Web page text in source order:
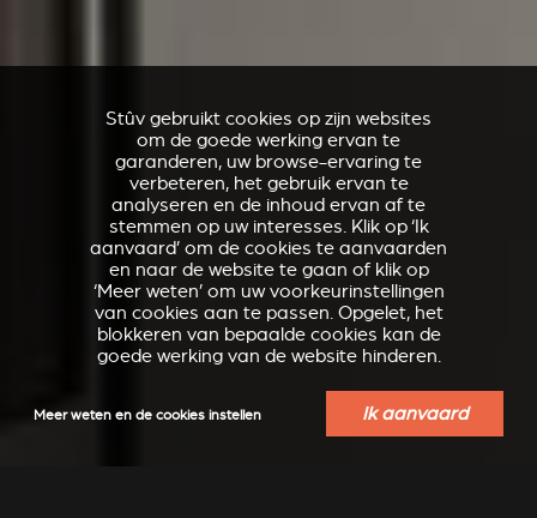
Stûv gebruikt cookies op zijn websites
om de goede werking ervan te
garanderen, uw browse-ervaring te
verbeteren, het gebruik ervan te
analyseren en de inhoud ervan af te
stemmen op uw interesses. Klik op ‘Ik
aanvaard’ om de cookies te aanvaarden
en naar de website te gaan of klik op
‘Meer weten’ om uw voorkeurinstellingen
van cookies aan te passen. Opgelet, het
blokkeren van bepaalde cookies kan de
goede werking van de website hinderen.
Meer weten en de cookies instellen Ik aanvaard